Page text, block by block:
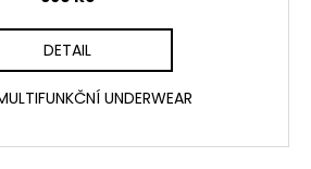
DETAIL
UNDERWEAR